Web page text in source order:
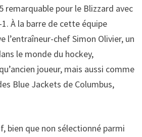
remarquable pour le Blizzard avec
À la barre de cette équipe
l’entraîneur-chef Simon Olivier, un
le monde du hockey,
joueur, mais aussi comme
Blue Jackets de Columbus,
bien que non sélectionné parmi